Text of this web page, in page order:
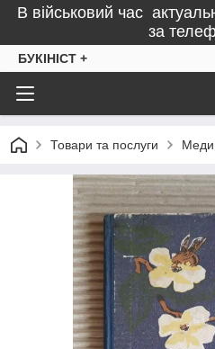
В військовий час
за
БУКІНІСТ +
Товари та послуги